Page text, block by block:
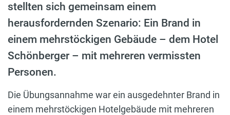
stellten sich gemeinsam einem
herausfordernden Szenario: Ein Brand in
einem mehrstöckigen Gebäude – dem Hotel
Schönberger – mit mehreren vermissten
Personen.
Die Übungsannahme war ein ausgedehnter Brand in
einem mehrstöckigen Hotelgebäude mit mehreren